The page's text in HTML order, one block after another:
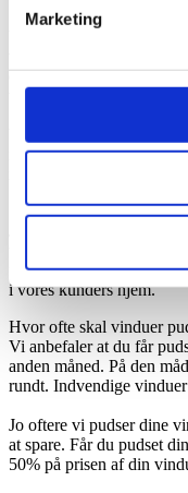
Marketing
Vi sender altid en sms
en lukket baghave, op på
vinduer, der ikke normalt
Vi tilbyder desuden
nøglen så vi kan
indvendig selvom du
Ja, skal vi pudse dine
tømmer dine
forsikringsmæssige
i vores kunders hjem.
Hvor ofte skal vinduer
Vi anbefaler at du får
anden måned. På den
rundt. Indvendige
Jo oftere vi pudser dine
at spare. Får du pudset
50% på prisen af din